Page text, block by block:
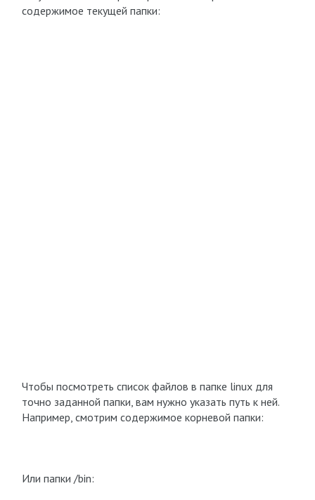
содержимое текущей папки:
Чтобы посмотреть список файлов в папке linux для
точно заданной папки, вам нужно указать путь к ней.
Например, смотрим содержимое корневой папки:
Или папки /bin: